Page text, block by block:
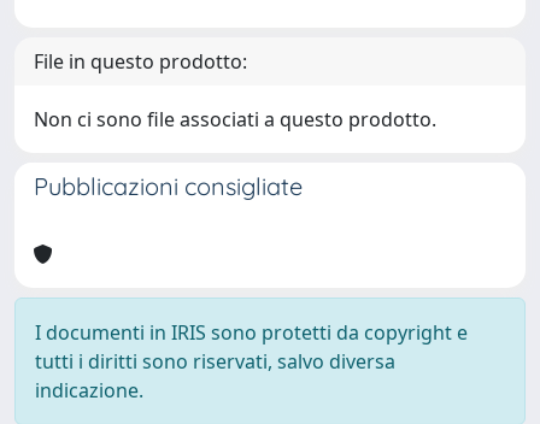
File in questo prodotto:
Non ci sono file associati a questo prodotto.
Pubblicazioni consigliate
I documenti in IRIS sono protetti da copyright e
tutti i diritti sono riservati, salvo diversa
indicazione.